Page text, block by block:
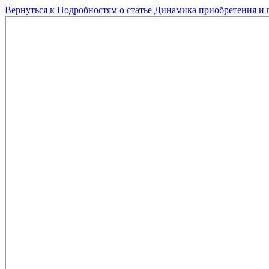
Вернуться к Подробностям о статье Динамика приобретения